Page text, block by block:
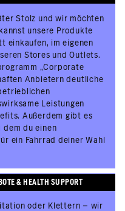
Stolz und wir möchten
unsere Produkte
einkaufen, im eigenen
Stores und Outlets.
„Corporate
Anbietern deutliche
Leistungen
Außerdem gibt es
dem du einen
ein Fahrrad deiner Wahl
& HEALTH SUPPORT
oder Klettern – wir